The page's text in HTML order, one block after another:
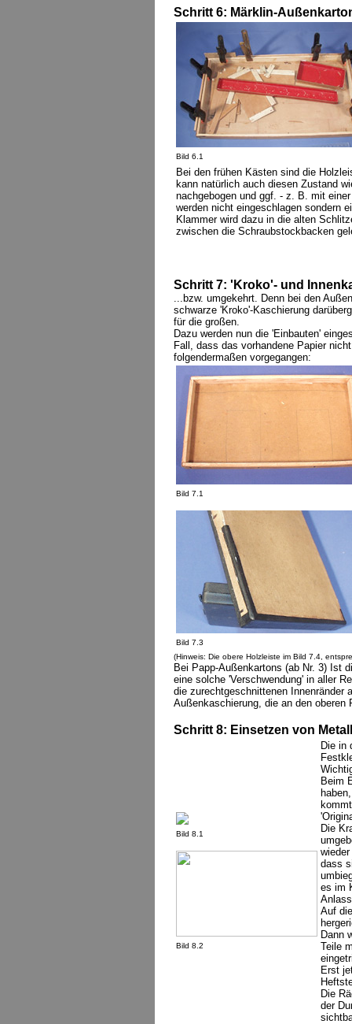
Schritt 6: Märklin-
Bild 6.1
Bei den frühen Kästen sind die
kann natürlich auch diesen Zustand
nachgebogen und ggf. - z. B. mit
werden nicht eingeschlagen sondern
Klammer wird dazu in die alten
zwischen die Schraubstockbacken
Schritt 7: 'Kroko'- und
...bzw. umgekehrt. Denn bei den
schwarze 'Kroko'-Kaschierung
für die großen.
Dazu werden nun die 'Einbauten'
Fall, dass das vorhandene Papier
folgendermaßen vorgegangen:
Bild 7.1
Bild 7.3
(Hinweis: Die obere Holzleiste im Bild 7.4,
Bei Papp-Außenkartons (ab Nr. 3) Ist
eine solche 'Verschwendung' in aller
die zurechtgeschnittenen Innenränder
Außenkaschierung, die an den
Schritt 8: Einsetzen von
Bild 8.1
Bild 8.2
Die in
Beim
Die
dass
es im
Auf
Dann
Teile
Erst
Die
der